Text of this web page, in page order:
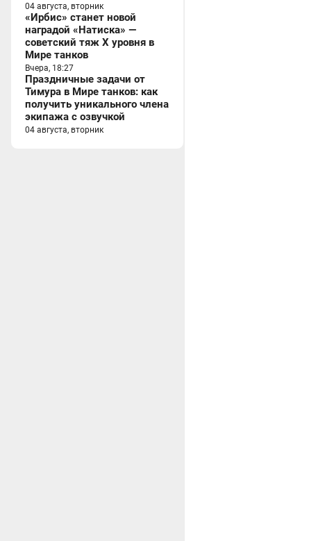
04 августа, вторник
«Ирбис» станет новой
наградой «Натиска» —
советский тяж X уровня в
Мире танков
Вчера, 18:27
Праздничные задачи от
Тимура в Мире танков: как
получить уникального члена
экипажа с озвучкой
04 августа, вторник